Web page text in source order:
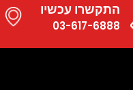
התקשרו עכשיו
03-617-6888